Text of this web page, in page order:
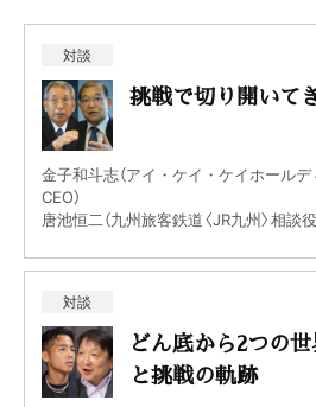
対談
挑戦で切り開いて
金子和斗志（アイ・ケイ・ケイホール
CEO）
唐池恒二（九州旅客鉄道〈JR九州〉相談役
対談
どん底から2つの
と挑戦の軌跡